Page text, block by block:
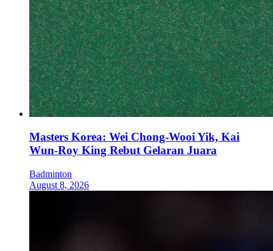
Masters Korea: Wei Chong-Wooi Yik, Kai
Wun-Roy King Rebut Gelaran Juara
Badminton
August 8, 2026